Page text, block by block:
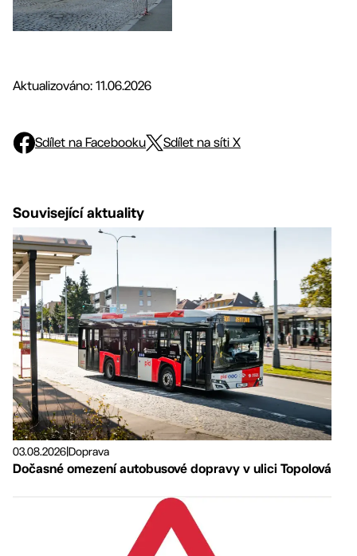
Aktualizováno: 11.06.2026
Sdílet na Facebooku Sdílet na síti X
Související aktuality
03.08.2026|Doprava
Dočasné omezení autobusové dopravy v ulici Topolová